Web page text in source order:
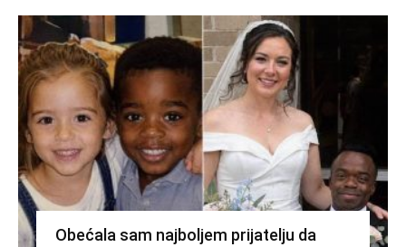
Obećala sam najboljem prijatelju da